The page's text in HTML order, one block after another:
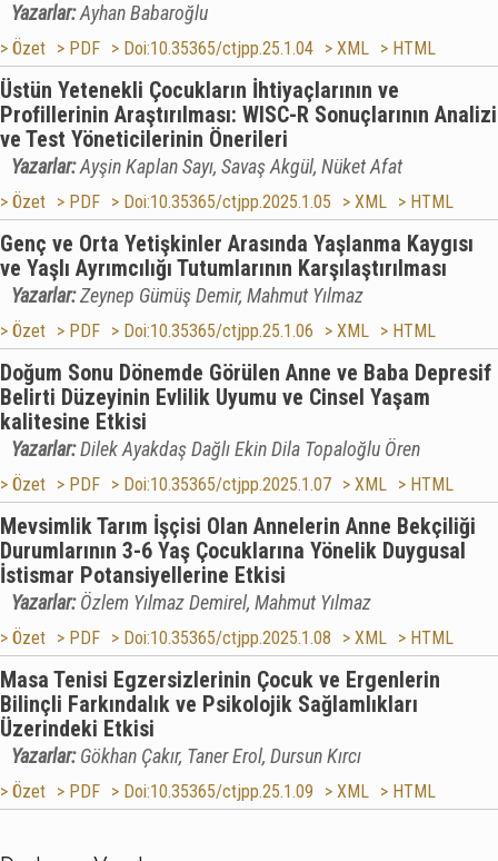
Yazarlar:Ayhan Babaroğlu
> Özet > PDF > Doi:10.35365/ctjpp.25.1.04 > XML > HTML
Üstün Yetenekli Çocukların İhtiyaçlarının ve
Profillerinin Araştırılması: WISC-R Sonuçlarının Analizi
ve Test Yöneticilerinin Önerileri
Yazarlar:Ayşin Kaplan Sayı, Savaş Akgül, Nüket Afat
> Özet > PDF > Doi:10.35365/ctjpp.2025.1.05 > XML > HTML
Genç ve Orta Yetişkinler Arasında Yaşlanma Kaygısı
ve Yaşlı Ayrımcılığı Tutumlarının Karşılaştırılması
Yazarlar:Zeynep Gümüş Demir, Mahmut Yılmaz
> Özet > PDF > Doi:10.35365/ctjpp.25.1.06 > XML > HTML
Doğum Sonu Dönemde Görülen Anne ve Baba Depresif
Belirti Düzeyinin Evlilik Uyumu ve Cinsel Yaşam
kalitesine Etkisi
Yazarlar:Dilek Ayakdaş Dağlı Ekin Dila Topaloğlu Ören
> Özet > PDF > Doi:10.35365/ctjpp.2025.1.07 > XML > HTML
Mevsimlik Tarım İşçisi Olan Annelerin Anne Bekçiliği
Durumlarının 3-6 Yaş Çocuklarına Yönelik Duygusal
İstismar Potansiyellerine Etkisi
Yazarlar:Özlem Yılmaz Demirel, Mahmut Yılmaz
> Özet > PDF > Doi:10.35365/ctjpp.2025.1.08 > XML > HTML
Masa Tenisi Egzersizlerinin Çocuk ve Ergenlerin
Bilinçli Farkındalık ve Psikolojik Sağlamlıkları
Üzerindeki Etkisi
Yazarlar:Gökhan Çakır, Taner Erol, Dursun Kırcı
> Özet > PDF > Doi:10.35365/ctjpp.25.1.09 > XML > HTML